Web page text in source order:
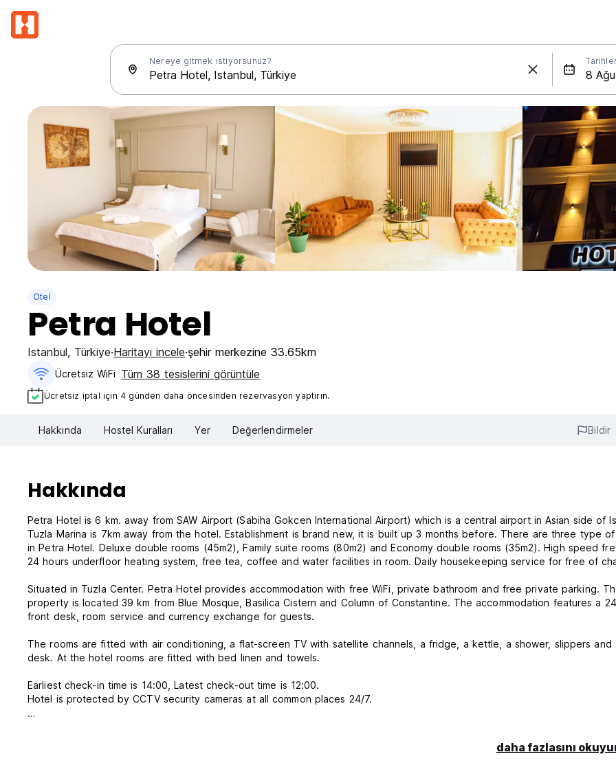
Nereye gitmek istiyorsunuz?
Otel
Petra Hotel
Istanbul, Türkiye Haritayı incele şehir merkezine 33.65km
Ücretsiz WiFi Tüm 38 tesislerini görüntüle
Ücretsiz iptal için 4 günden daha öncesinden rezervasyon yaptırın.
Hakkında Hostel Kuralları Yer Değerlendirmeler Bildir
Hakkında
Petra Hotel is 6 km. away from SAW Airport (Sabiha Gokcen International Airport) which is a central airport in Asian side of
Tuzla Marina is 7km away from the hotel. Establishment is brand new, it is built up 3 months before. There are three type of
in Petra Hotel. Deluxe double rooms (45m2), Family suite rooms (80m2) and Economy double rooms (35m2). High speed
24 hours underfloor heating system, free tea, coffee and water facilities in room. Daily housekeeping service for free of
Situated in Tuzla Center. Petra Hotel provides accommodation with free WiFi, private bathroom and free private parking.
property is located 39 km from Blue Mosque, Basilica Cistern and Column of Constantine. The accommodation features a
front desk, room service and currency exchange for guests.
The rooms are fitted with air conditioning, a flat-screen TV with satellite channels, a fridge, a kettle, a shower, slippers and
desk. At the hotel rooms are fitted with bed linen and towels.
Earliest check-in time is 14:00, Latest check-out time is 12:00.
Hotel is protected by CCTV security cameras at all common places 24/7.
daha fazlasını